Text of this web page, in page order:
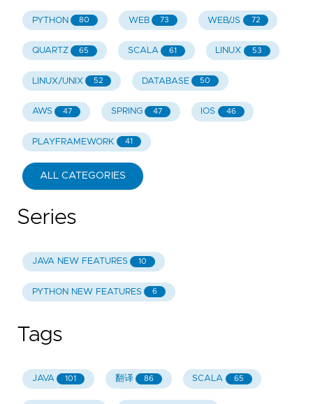
PYTHON 80 WEB 73 WEB/JS 72
QUARTZ 65 SCALA 61 LINUX 53
LINUX/UNIX 52 DATABASE 50
AWS 47 SPRING 47 IOS 46
PLAYFRAMEWORK 41
ALL CATEGORIES
Series
JAVA NEW FEATURES 10
PYTHON NEW FEATURES 6
Tags
JAVA 101 翻译 86 SCALA 65